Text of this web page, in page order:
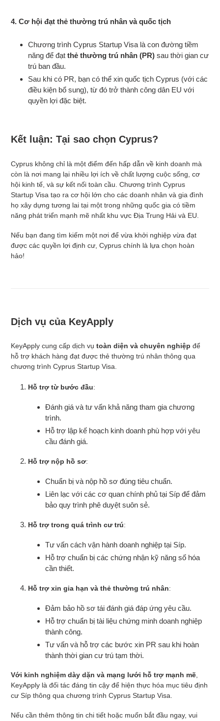
4. Cơ hội đạt thẻ thường trú nhân và quốc tịch
Chương trình Cyprus Startup Visa là con đường tiềm
năng để đạt thẻ thường trú nhân (PR) sau thời gian cư
trú ban đầu.
Sau khi có PR, bạn có thể xin quốc tịch Cyprus (với các
điều kiện bổ sung), từ đó trở thành công dân EU với
quyền lợi đặc biệt.
Kết luận: Tại sao chọn Cyprus?
Cyprus không chỉ là một điểm đến hấp dẫn về kinh doanh mà
còn là nơi mang lại nhiều lợi ích về chất lượng cuộc sống, cơ
hội kinh tế, và sự kết nối toàn cầu. Chương trình Cyprus
Startup Visa tạo ra cơ hội lớn cho các doanh nhân và gia đình
họ xây dựng tương lai tại một trong những quốc gia có tiềm
năng phát triển mạnh mẽ nhất khu vực Địa Trung Hải và EU.
Nếu bạn đang tìm kiếm một nơi để vừa khởi nghiệp vừa đạt
được các quyền lợi định cư, Cyprus chính là lựa chọn hoàn
hảo!
Dịch vụ của KeyApply
KeyApply cung cấp dịch vụ toàn diện và chuyên nghiệp để
hỗ trợ khách hàng đạt được thẻ thường trú nhân thông qua
chương trình Cyprus Startup Visa.
Hỗ trợ từ bước đầu:
Đánh giá và tư vấn khả năng tham gia chương
trình.
Hỗ trợ lập kế hoạch kinh doanh phù hợp với yêu
cầu đánh giá.
Hỗ trợ nộp hồ sơ:
Chuẩn bị và nộp hồ sơ đúng tiêu chuẩn.
Liên lạc với các cơ quan chính phủ tại Síp để đảm
bảo quy trình phê duyệt suôn sẻ.
Hỗ trợ trong quá trình cư trú:
Tư vấn cách vận hành doanh nghiệp tại Síp.
Hỗ trợ chuẩn bị các chứng nhận kỹ năng số hóa
cần thiết.
Hỗ trợ xin gia hạn và thẻ thường trú nhân:
Đảm bảo hồ sơ tái đánh giá đáp ứng yêu cầu.
Hỗ trợ chuẩn bị tài liệu chứng minh doanh nghiệp
thành công.
Tư vấn và hỗ trợ các bước xin PR sau khi hoàn
thành thời gian cư trú tạm thời.
Với kinh nghiệm dày dặn và mạng lưới hỗ trợ mạnh mẽ
KeyApply là đối tác đáng tin cậy để hiện thực hóa mục tiêu định
cư Síp thông qua chương trình Cyprus Startup Visa.
Nếu cần thêm thông tin chi tiết hoặc muốn bắt đầu ngay, vui